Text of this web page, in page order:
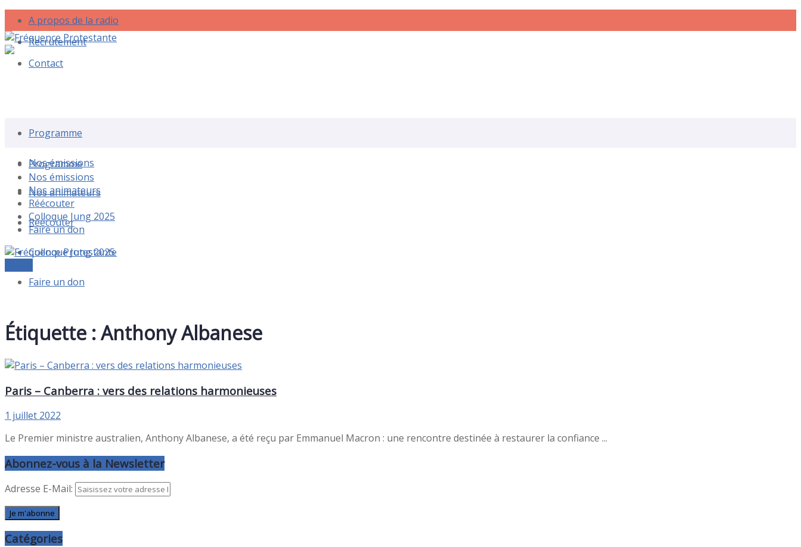
A propos de la radio
Recrutement
Contact
Programme
Nos émissions
Nos animateurs
Réécouter
Colloque Jung 2025
Faire un don
Programme
Nos émissions
Nos animateurs
Réécouter
Colloque Jung 2025
Faire un don
Étiquette :Anthony Albanese
Paris – Canberra : vers des relations harmonieuses
1 juillet 2022
Le Premier ministre australien, Anthony Albanese, a été reçu par Emmanuel Macron : une rencontre destinée à restaurer la confiance ...
Abonnez-vous à la Newsletter
Adresse E-Mail:
Catégories